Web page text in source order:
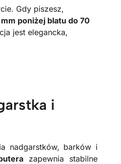
Gdy piszesz,
poniżej blatu do 70
jest elegancka,
i
nadgarstków, barków i
zapewnia stabilne